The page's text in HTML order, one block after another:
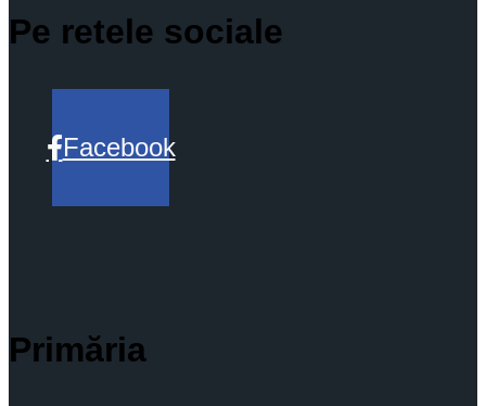
Pe retele sociale
Facebook
Primăria